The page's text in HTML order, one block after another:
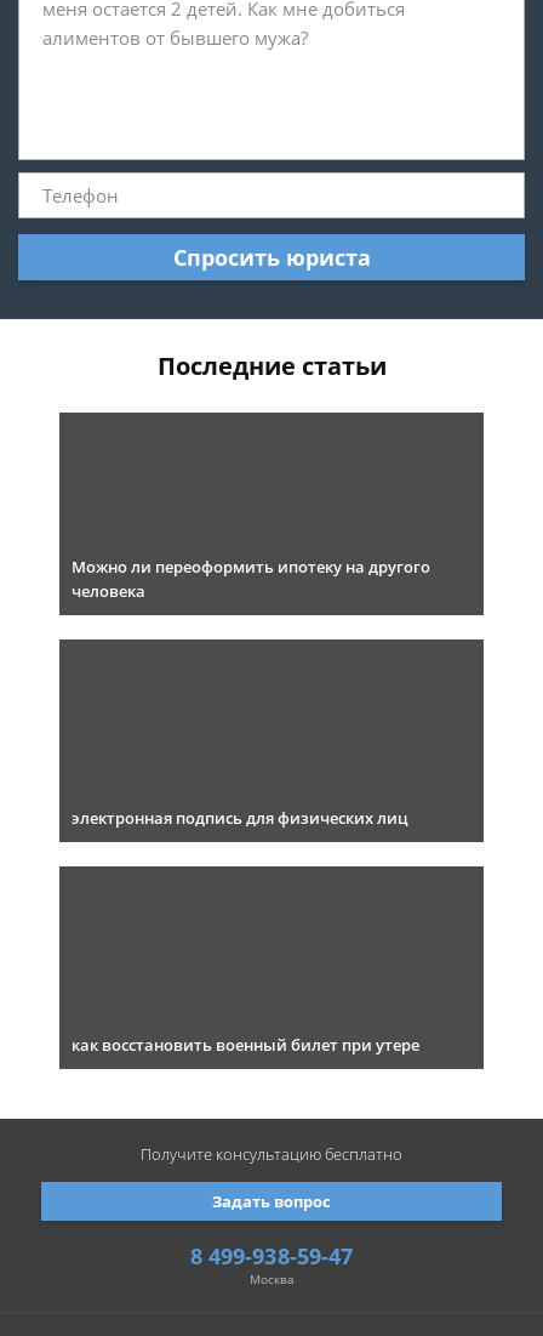
Спросить юриста
Последние статьи
Можно ли переоформить ипотеку на другого
человека
электронная подпись для физических лиц
как восстановить военный билет при утере
8 499-938-59-47
Москва
Задать вопрос
Получите консультациюбесплатно